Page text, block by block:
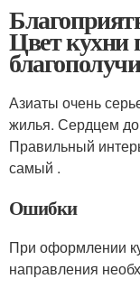
Цвет
Азиаты очень
жилья. Сердцем
Правильный
самый .
Ошибки
При оформлении
направления